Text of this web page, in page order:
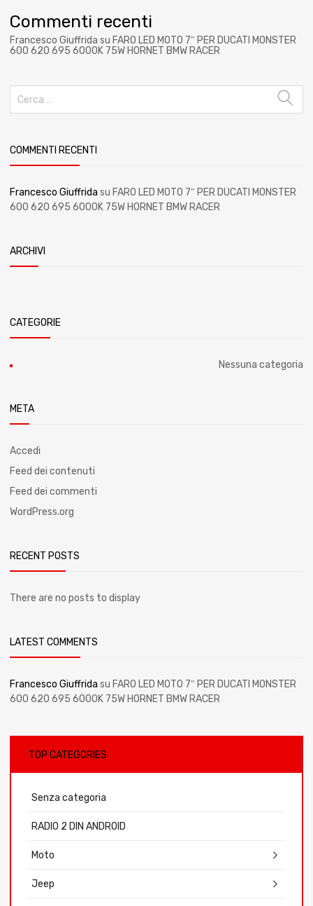
Commenti recenti
Francesco Giuffrida su FARO LED MOTO 7″ PER DUCATI MONSTER
600 620 695 6000K 75W HORNET BMW RACER
COMMENTI RECENTI
Francesco Giuffrida su FARO LED MOTO 7″ PER DUCATI MONSTER
600 620 695 6000K 75W HORNET BMW RACER
ARCHIVI
CATEGORIE
Nessuna categoria
META
Accedi
Feed dei contenuti
Feed dei commenti
WordPress.org
RECENT POSTS
There are no posts to display
LATEST COMMENTS
Francesco Giuffrida su FARO LED MOTO 7″ PER DUCATI MONSTER
600 620 695 6000K 75W HORNET BMW RACER
TOP CATEGORIES
Senza categoria
RADIO 2 DIN ANDROID
Moto
Jeep